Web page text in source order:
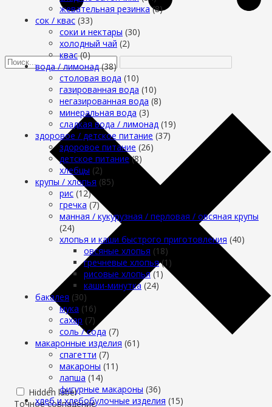
Hidden label
Точное совпадение
жевательная резинка (8)
сок / квас (33)
соки и нектары (30)
холодный чай (2)
квас (0)
вода / лимонад (38)
столовая вода (10)
газированная вода (10)
негазированная вода (8)
минеральная вода (3)
сладкая вода / лимонад (19)
здоровое / детское питание (37)
здоровое питание (26)
детское питание (8)
хлебцы (2)
крупы / хлопья (85)
рис (12)
гречка (7)
манная / кукурузная / перловая / овсяная крупы
(24)
хлопья и каши быстрого приготовления (40)
овсяные хлопья (18)
гречневые хлопья (1)
рисовые хлопья (1)
каши-минутка (24)
бакалея (30)
мука (16)
сахар (7)
cоль / cода (7)
макаронные изделия (61)
cпагетти (7)
макароны (11)
лапша (14)
фигурные макароны (36)
хлеб и хлебобулочные изделия (15)